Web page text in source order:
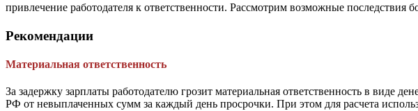
привлечение работодателя к ответственности. Рассмотрим возможные последствия
Рекомендации
Материальная ответственность
За задержку зарплаты работодателю грозит материальная ответственность в
РФ от невыплаченных сумм за каждый день просрочки. При этом для расчета